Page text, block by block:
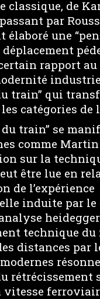
classique, de
par
élaboré une
déplacement
rapport au
train” qui
catégories de
du train” se
comme Martin
sur la
être lue en
de l’expérience
induite par
technique du
distances par
rétrécissement